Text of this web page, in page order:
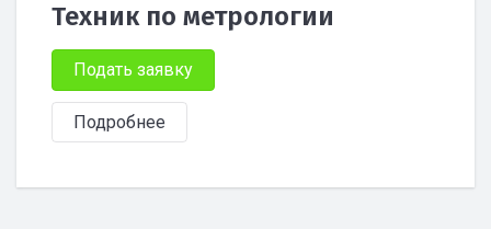
Техник по метрологии
Подать заявку
Подробнее